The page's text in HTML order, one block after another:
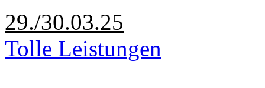
29./30.03.25
Tolle Leistungen